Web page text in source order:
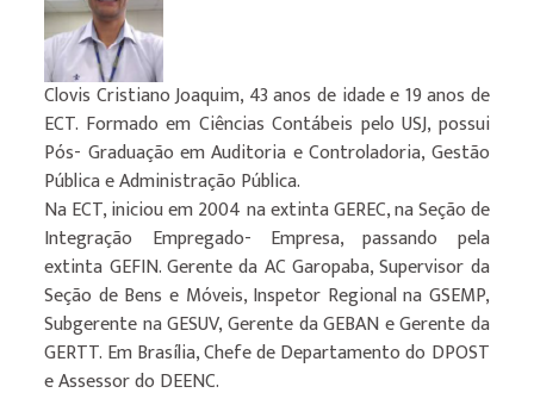
Clovis Cristiano Joaquim, 43 anos de idade e 19 anos de
ECT. Formado em Ciências Contábeis pelo USJ, possui
Pós- Graduação em Auditoria e Controladoria, Gestão
Pública e Administração Pública.
Na ECT, iniciou em 2004 na extinta GEREC, na Seção de
Integração Empregado- Empresa, passando pela
extinta GEFIN. Gerente da AC Garopaba, Supervisor da
Seção de Bens e Móveis, Inspetor Regional na GSEMP,
Subgerente na GESUV, Gerente da GEBAN e Gerente da
GERTT. Em Brasília, Chefe de Departamento do DPOST
e Assessor do DEENC.